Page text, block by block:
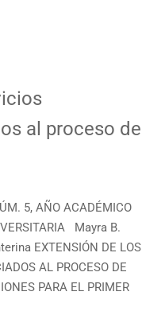
al proceso de
5, AÑO ACADÉMICO
Mayra B.
EXTENSIÓN DE LOS
AL PROCESO DE
PARA EL PRIMER